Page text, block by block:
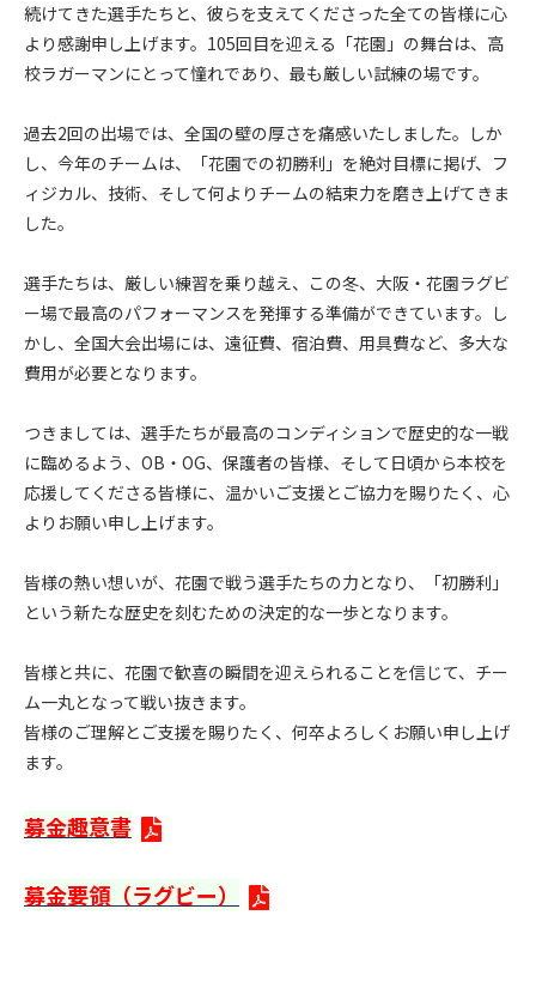
続けてきた選手たちと、彼らを支えてくださった全ての皆様に心
より感謝申し上げます。105回目を迎える「花園」の舞台は、高
校ラガーマンにとって憧れであり、最も厳しい試練の場です。
過去2回の出場では、全国の壁の厚さを痛感いたしました。しか
し、今年のチームは、「花園での初勝利」を絶対目標に掲げ、フ
ィジカル、技術、そして何よりチームの結束力を磨き上げてきま
した。
選手たちは、厳しい練習を乗り越え、この冬、大阪・花園ラグビ
ー場で最高のパフォーマンスを発揮する準備ができています。し
かし、全国大会出場には、遠征費、宿泊費、用具費など、多大な
費用が必要となります。
つきましては、選手たちが最高のコンディションで歴史的な一戦
に臨めるよう、OB・OG、保護者の皆様、そして日頃から本校を
応援してくださる皆様に、温かいご支援とご協力を賜りたく、心
よりお願い申し上げます。
皆様の熱い想いが、花園で戦う選手たちの力となり、「初勝利」
という新たな歴史を刻むための決定的な一歩となります。
皆様と共に、花園で歓喜の瞬間を迎えられることを信じて、チー
ム一丸となって戦い抜きます。
皆様のご理解とご支援を賜りたく、何卒よろしくお願い申し上げ
ます。
募金趣意書
募金要領（ラグビー）